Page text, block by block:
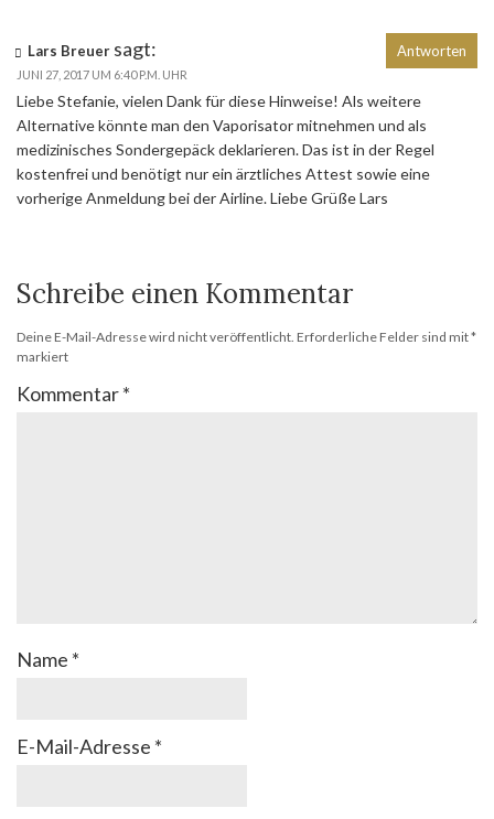
Lars Breuer sagt:
JUNI 27, 2017 UM 6:40 P.M. UHR
Liebe Stefanie, vielen Dank für diese Hinweise! Als weitere
Alternative könnte man den Vaporisator mitnehmen und als
medizinisches Sondergepäck deklarieren. Das ist in der Regel
kostenfrei und benötigt nur ein ärztliches Attest sowie eine
vorherige Anmeldung bei der Airline. Liebe Grüße Lars
Antworten
Schreibe einen Kommentar
Deine E-Mail-Adresse wird nicht veröffentlicht. Erforderliche Felder sind mit*
markiert
Kommentar*
Name *
E-Mail-Adresse *